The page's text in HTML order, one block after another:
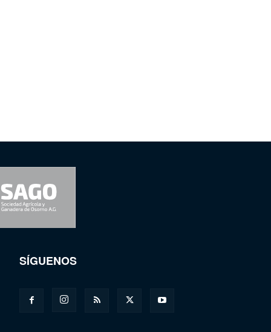
SÍGUENOS